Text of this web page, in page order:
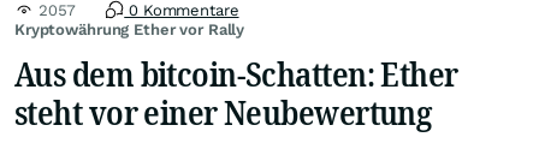
Kryptowährung Ether vor Rally
2057 0 Kommentare
Aus dem bitcoin-Schatten: Ether
steht vor einer Neubewertung